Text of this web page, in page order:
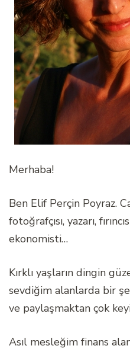
Merhaba!
Ben Elif Perçin Poyraz.
fotoğrafçısı, yazarı,
ekonomisti…
Kırklı yaşların dingin
sevdiğim alanlarda bir
ve paylaşmaktan çok
Asıl mesleğim finans